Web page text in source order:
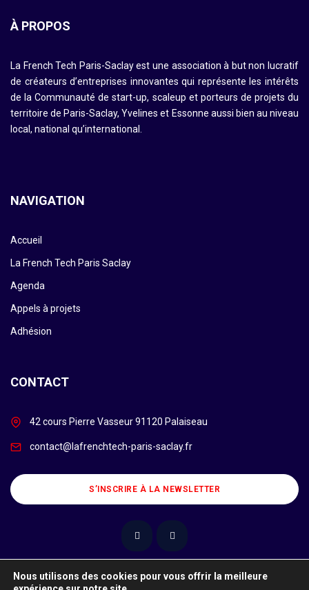
À PROPOS
La French Tech Paris-Saclay est une association à but non lucratif
de créateurs d’entreprises innovantes qui représente les intérêts
de la Communauté de start-up, scaleup et porteurs de projets du
territoire de Paris-Saclay, Yvelines et Essonne aussi bien au niveau
local, national qu’international.
NAVIGATION
Accueil
La French Tech Paris Saclay
Agenda
Appels à projets
Adhésion
CONTACT
42 cours Pierre Vasseur 91120 Palaiseau
contact@lafrenchtech-paris-saclay.fr
S’INSCRIRE À LA NEWSLETTER
Nous utilisons des cookies pour vous offrir la meilleure